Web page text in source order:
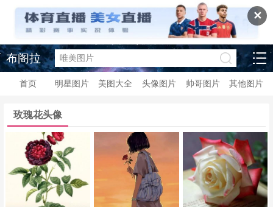
✕
布阁拉
首页 明星图片 美图大全 头像图片 帅哥图片 其他图片
玫瑰花头像